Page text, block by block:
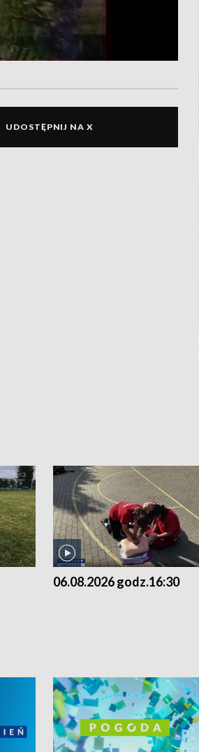
UDOSTĘPNIJ NA X
06.08.2026 godz.16:30